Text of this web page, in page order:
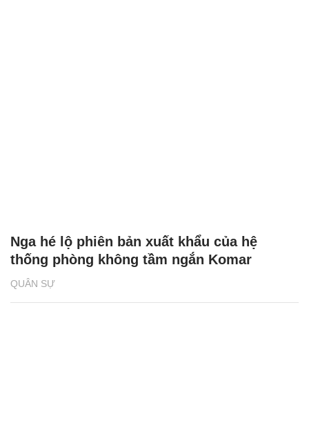
QUÂN SỰ
Nga hé lộ phiên bản xuất khẩu của hệ
thống phòng không tầm ngắn Komar